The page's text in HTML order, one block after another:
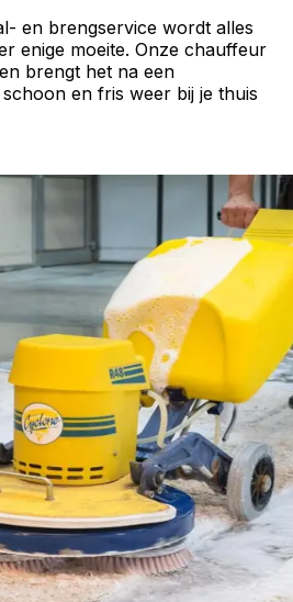
en brengservice wordt alles
enige moeite. Onze chauffeur
brengt het na een
en fris weer bij je thuis